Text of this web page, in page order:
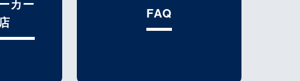
カー
FAQ